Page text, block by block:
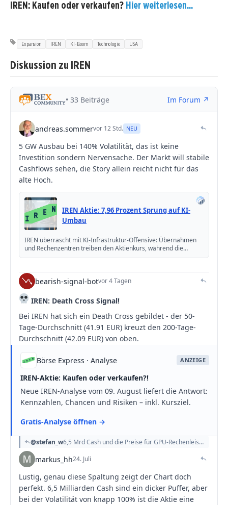
IREN: Kaufen oder verkaufen? Hier weiterlesen...
Expansion IREN KI-Boom Technologie USA
Diskussion zu IREN